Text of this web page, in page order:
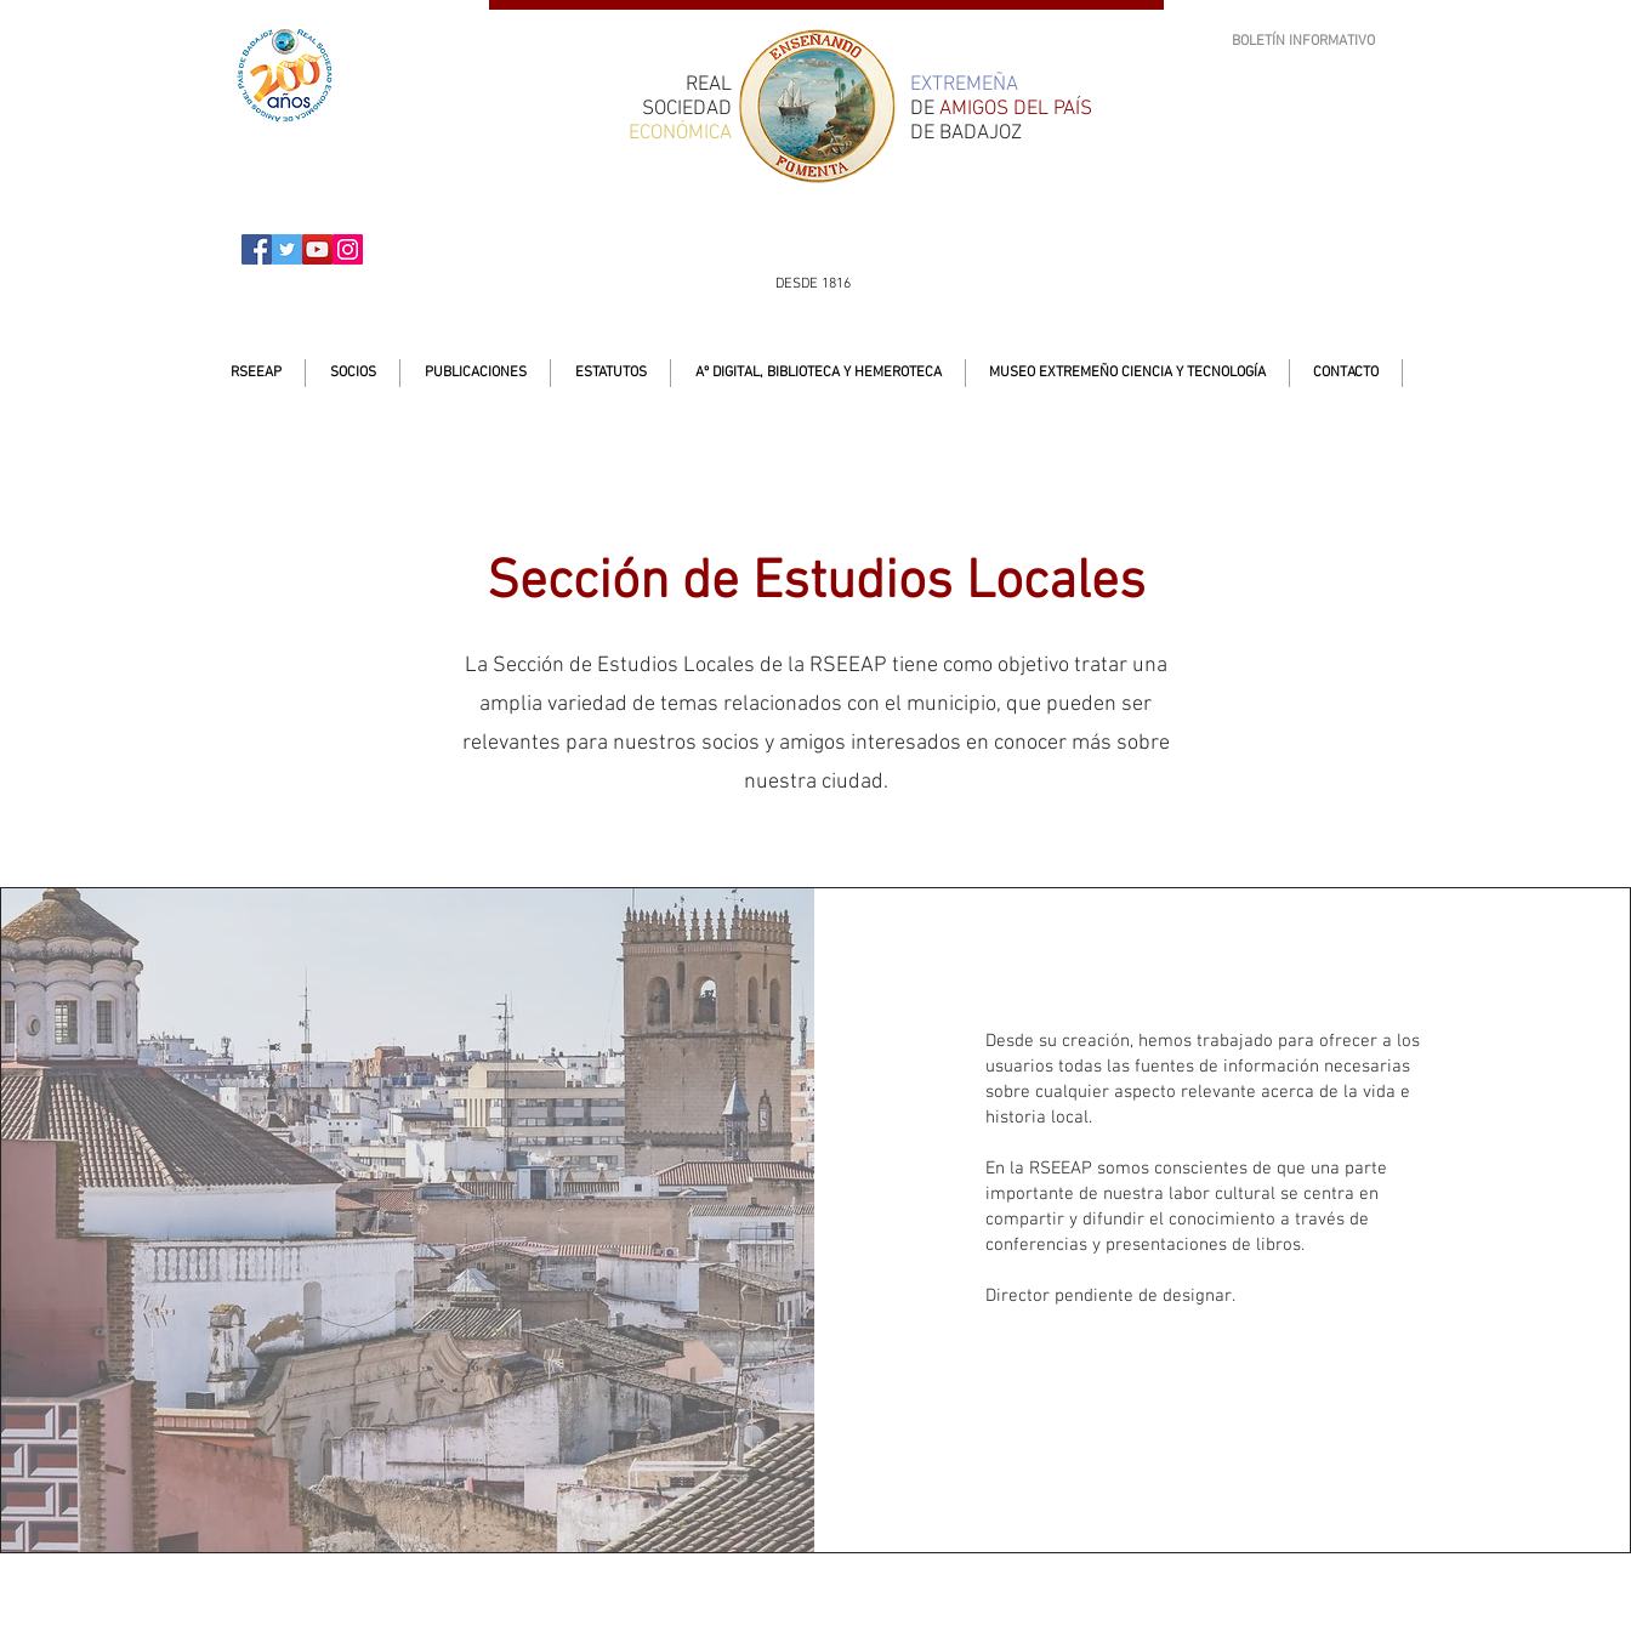
EXTREMEÑA
DE AMIGOS DEL PAÍS
DE BADAJOZ
REAL
SOCIEDAD
ECONÓMICA
BOLETÍN INFORMATIVO
DESDE 1816
RSEEAP SOCIOS PUBLICACIONES ESTATUTOS Aº DIGITAL, BIBLIOTECA Y HEMEROTECA MUSEO EXTREMEÑO CIENCIA Y TECNOLOGÍA CONTACTO
Sección de Estudios Locales
La Sección de Estudios Locales de la RSEEAP tiene como objetivo tratar una
amplia variedad de temas relacionados con el municipio, que pueden ser
relevantes para nuestros socios y amigos interesados ​​en conocer más sobre
nuestra ciudad.
Desde su creación, hemos trabajado para ofrecer a los
usuarios todas las fuentes de información necesarias
sobre cualquier aspecto relevante acerca de la vida e
historia local.
En la RSEEAP somos conscientes de que una parte
importante de nuestra labor cultural se centra en
compartir y difundir el conocimiento a través de
conferencias y presentaciones de libros.
Director pendiente de designar.